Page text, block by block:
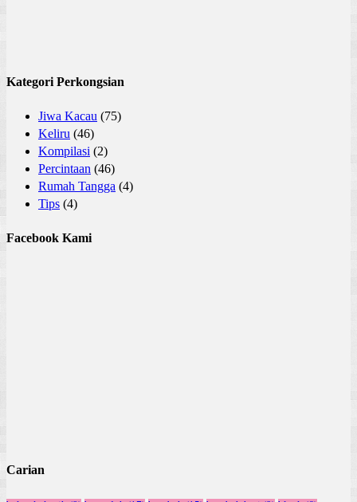
Kategori Perkongsian
Jiwa Kacau (75)
Keliru (46)
Kompilasi (2)
Percintaan (46)
Rumah Tangga (4)
Tips (4)
Facebook Kami
Carian